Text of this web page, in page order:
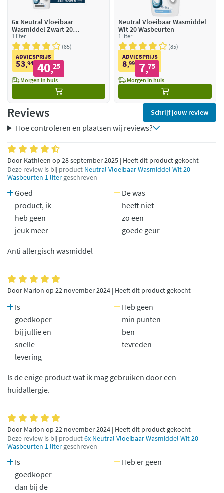
6x Neutral Vloeibaar
Wasmiddel Zwart 20
Wasbeurten
1 liter
85
ADVIESPRIJS
53,94 40,25
Morgen in huis
Neutral Vloeibaar Wasmiddel
Wit 20 Wasbeurten
1 liter
85
ADVIESPRIJS
8,99 7,75
Morgen in huis
Reviews Schrijf jouw review
Hoe controleren en plaatsen wij reviews?
Door Kathleen op 28 september 2025 | Heeft dit product gekocht
Deze review is bij product Neutral Vloeibaar Wasmiddel Wit 20
Wasbeurten 1 liter geschreven
Goed
product, ik
heb geen
jeuk meer
De was
heeft niet
zo een
goede geur
Anti allergisch wasmiddel
Door Marion op 22 november 2024 | Heeft dit product gekocht
Is
goedkoper
bij jullie en
snelle
levering
Heb geen
min punten
ben
tevreden
Is de enige product wat ik mag gebruiken door een
huidallergie.
Door Marion op 22 november 2024 | Heeft dit product gekocht
Deze review is bij product6x Neutral Vloeibaar Wasmiddel Wit 20
Wasbeurten 1 liter geschreven
Is
goedkoper
dan bij de
Heb er geen